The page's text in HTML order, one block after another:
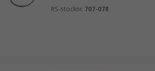
RS-stocknr. 707-078